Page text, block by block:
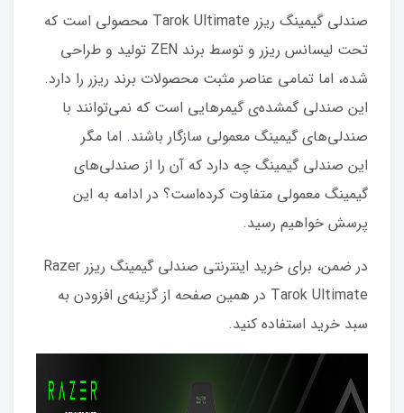
صندلی گیمینگ ریزر Tarok Ultimate محصولی است که
تحت لیسانس ریزر و توسط برند ZEN تولید و طراحی
شده، اما تمامی عناصر مثبت محصولات برند ریزر را دارد.
این صندلی گمشده‌ی گیمرهایی است که نمی‌توانند با
صندلی‌های گیمینگ معمولی سازگار باشند. اما مگر
این صندلی گیمینگ چه دارد که آن را از صندلی‌های
گیمینگ معمولی متفاوت کرده‌است؟ در ادامه به این
پرسش خواهیم رسید.
در ضمن، برای خرید اینترنتی صندلی گیمینگ ریزر Razer
Tarok Ultimate در همین صفحه از گزینه‌ی افزودن به
سبد خرید استفاده کنید.